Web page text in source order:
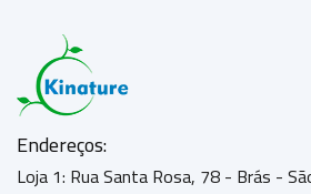
Endereços:
Loja 1: Rua Santa Rosa, 78 - Brás -